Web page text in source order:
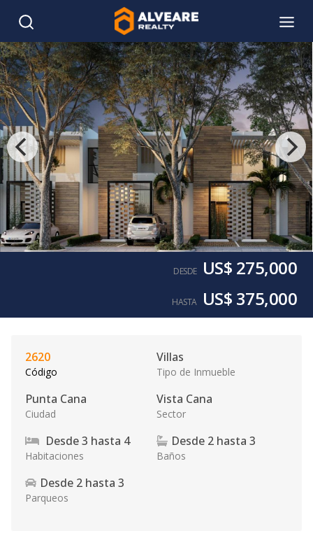
DESDE US$ 275,000
HASTA US$ 375,000
2620
Código
Villas
Tipo de Inmueble
Punta Cana
Ciudad
Vista Cana
Sector
Desde3 hasta 4
Habitaciones
Desde 2 hasta 3
Baños
Desde 2 hasta 3
Parqueos